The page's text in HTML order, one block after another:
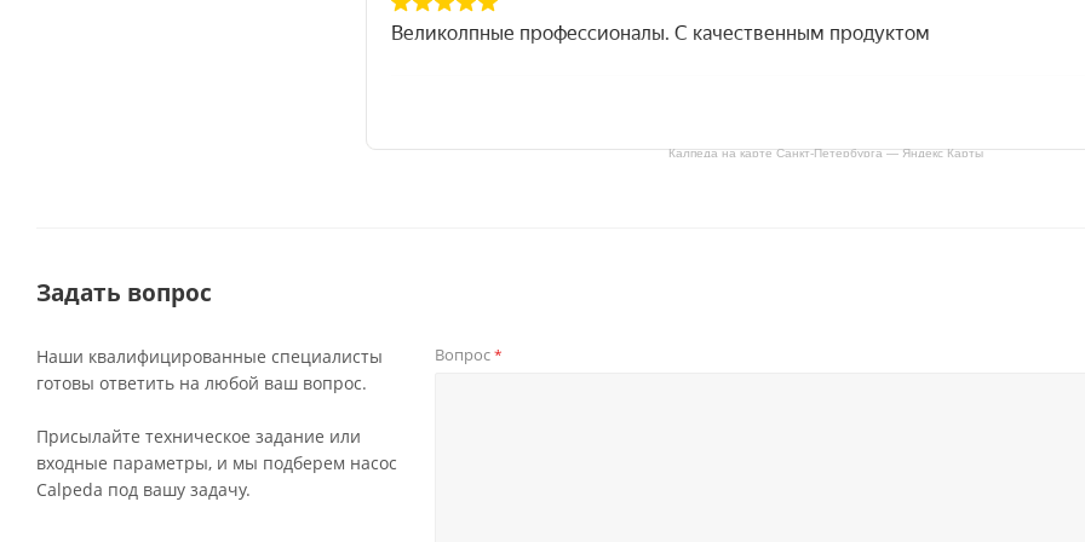
Калпеда на карте Санкт‑Петербурга — Яндекс Карты
Задать вопрос
Наши квалифицированные специалисты
готовы ответить на любой ваш вопрос.
Присылайте техническое задание или
входные параметры, и мы подберем насос
Calpeda под вашу задачу.
Вопрос*